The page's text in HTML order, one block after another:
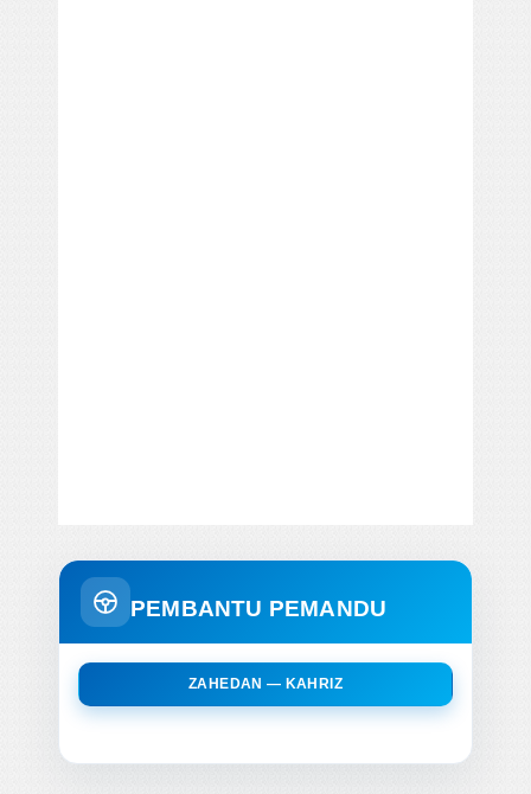
PEMBANTU PEMANDU
ZAHEDAN — KAHRIZ